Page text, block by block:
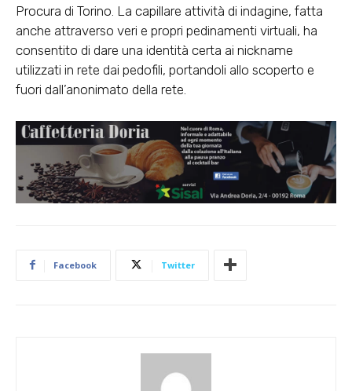
Procura di Torino. La capillare attività di indagine, fatta
anche attraverso veri e propri pedinamenti virtuali, ha
consentito di dare una identità certa ai nickname
utilizzati in rete dai pedofili, portandoli allo scoperto e
fuori dall’anonimato della rete.
Facebook Twitter